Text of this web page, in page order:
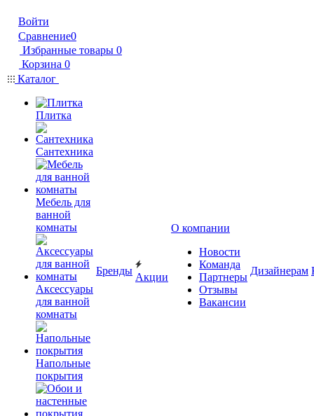
Войти
Сравнение0
Избранные товары 0
Корзина 0
Каталог
Плитка
Сантехника
Мебель для
ванной
комнаты
Аксессуары
для ванной
комнаты
Напольные
покрытия
Бренды
Акции
О компании
Новости
Команда
Партнеры
Отзывы
Вакансии
Дизайнерам